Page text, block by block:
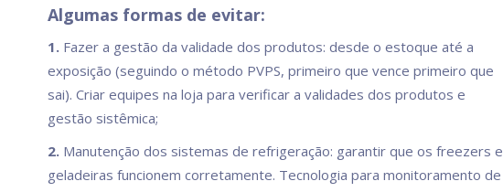
Algumas formas de evitar:
1.Fazer a gestão da validade dos produtos: desde o estoque até a
exposição (seguindo o método PVPS, primeiro que vence primeiro que
sai). Criar equipes na loja para verificar a validades dos produtos e
gestão sistêmica;
2.Manutenção dos sistemas de refrigeração: garantir que os freezers e
geladeiras funcionem corretamente. Tecnologia para monitoramento de